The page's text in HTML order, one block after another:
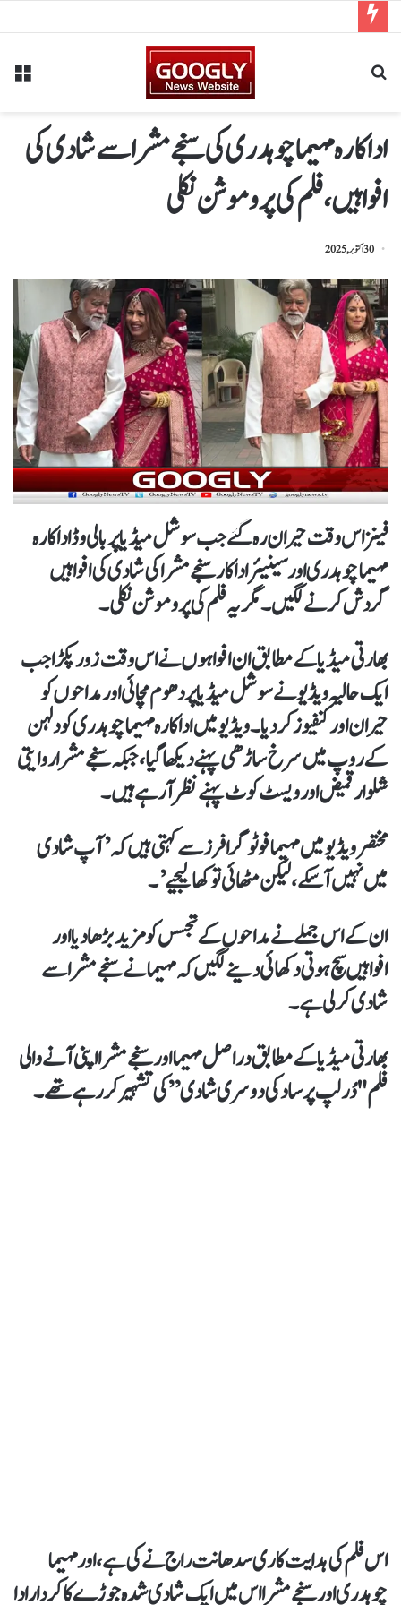
اداکارہ مہیما چوہدری کی سنجے مشرا سے شادی کی
افواہیں،فلم کی پروموشن نکلی
30 اکتوبر, 2025
فینز اس وقت حیران رہ گئے جب سوشل میڈیا پر بالی وڈ اداکارہ
مہیما چوہدری اور سینیئر اداکار سنجے مشرا کی شادی کی افواہیں
گردش کرنے لگیں۔مگریہ فلم کی پروموشن نکلی۔
بھارتی میڈیا کے مطابق ان افواہوں نے اس وقت زور پکڑا جب
ایک حالیہ ویڈیو نے سوشل میڈیا پر دھوم مچائی اور مداحوں کو
حیران اور کنفیوز کر دیا۔ویڈیو میں اداکارہ مہیما چوہدری کو دلہن
کے روپ میں سرخ ساڑھی پہنے دیکھا گیا، جبکہ سنجے مشرا روایتی
شلوار قمیض اور ویسٹ کوٹ پہنے نظر آ رہے ہیں۔
مختصر ویڈیو میں مہیما فوٹوگرافرز سے کہتی ہیں کہ’ آپ شادی
میں نہیں آ سکے، لیکن مٹھائی تو کھا لیجیے’۔
ان کے اس جملے نے مداحوں کے تجسس کو مزید بڑھا دیا اور
افواہیں سچ ہوتی دکھائی دینے لگیں کہ مہیما نے سنجے مشرا سے
شادی کر لی ہے۔
بھارتی میڈیا کے مطابق دراصل مہیما اور سنجے مشرا اپنی آنے والی
فلم "دُرلپ پرساد کی دوسری شادی” کی تشہیر کررہے تھے۔
اس فلم کی ہدایت کاری سدھانت راج نے کی ہے، اور مہیما
چوہدری اور سنجے مشرا اس میں ایک شادی شدہ جوڑے کا کردار ادا